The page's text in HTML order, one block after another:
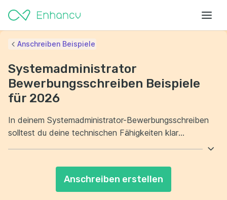
Anschreiben Beispiele
Systemadministrator
Bewerbungsschreiben Beispiele
für 2026
In deinem Systemadministrator-Bewerbungsschreiben
solltest du deine technischen Fähigkeiten klar
hinaus ist es wichtig, deine Problemlösungsfähigkeiten
zu betonen. Erläutere, wie du in der Vergangenheit
Anschreiben erstellen